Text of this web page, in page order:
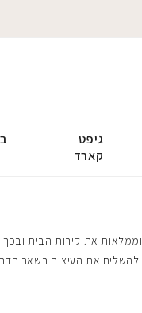
גיפט
קארד
את קירות הבית ובכך
להשלים את העיצוב בשאר